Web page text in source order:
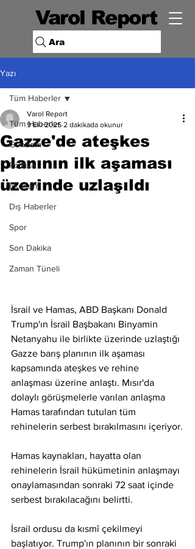
Varol Report
Ara
Yazı
Tüm Haberler
Gündem
Politika
Ekonomi
Dış Haberler
Spor
Son Dakika
Zaman Tüneli
Tüm Haberler
Gazze'de ateşkes
planının ilk aşaması
üzerinde uzlaşıldı
Varol Report
9 Eki 2025 2 dakikada okunur
İsrail ve Hamas, ABD Başkanı Donald
Trump'ın İsrail Başbakanı Binyamin
Netanyahu ile birlikte üzerinde uzlaştığı
Gazze barış planının ilk aşaması
kapsamında ateşkes ve rehine
anlaşması üzerine anlaştı. Mısır'da
dolaylı görüşmelerle varılan anlaşma
Hamas tarafından tutulan tüm
rehinelerin serbest bırakılmasını içeriyor.
Hamas kaynakları, hayatta olan
rehinelerin İsrail hükümetinin anlaşmayı
onaylamasından sonraki 72 saat içinde
serbest bırakılacağını belirtti.
İsrail ordusu da kısmî çekilmeyi
başlatıyor. Trump'ın planının bir sonraki